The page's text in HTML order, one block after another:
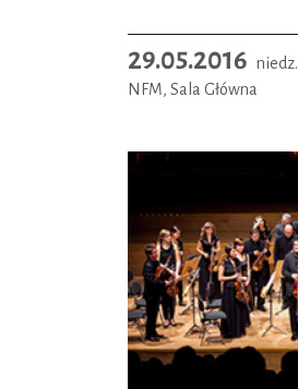
29.05.2016 niedz.
NFM, Sala Główna